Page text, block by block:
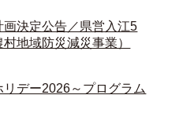
決定公告／県営入江5
地域防災減災事業）
デー2026～プログラム